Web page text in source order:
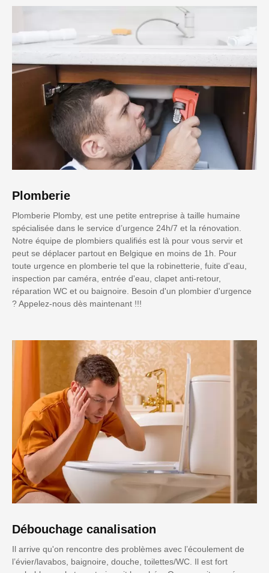
Plomberie
Plomberie Plomby, est une petite entreprise à taille humaine
spécialisée dans le service d’urgence 24h/7 et la rénovation.
Notre équipe de plombiers qualifiés est là pour vous servir et
peut se déplacer partout en Belgique en moins de 1h. Pour
toute urgence en plomberie tel que la robinetterie, fuite d'eau,
inspection par caméra, entrée d'eau, clapet anti-retour,
réparation WC et ou baignoire. Besoin d'un plombier d'urgence
? Appelez-nous dès maintenant !!!
Débouchage canalisation
Il arrive qu'on rencontre des problèmes avec l’écoulement de
l’évier/lavabos, baignoire, douche, toilettes/WC. Il est fort